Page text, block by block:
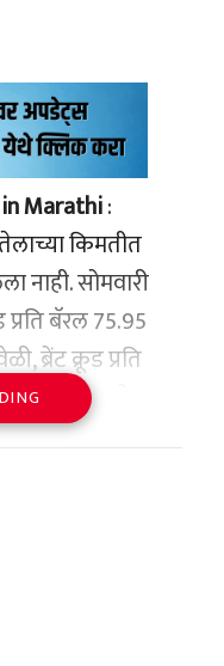
Marathi:
किमतीत
सोमवारी
बॅरल 75.95
ब्रेंट क्रूड प्रति
देशातील तेल
नवीन दर